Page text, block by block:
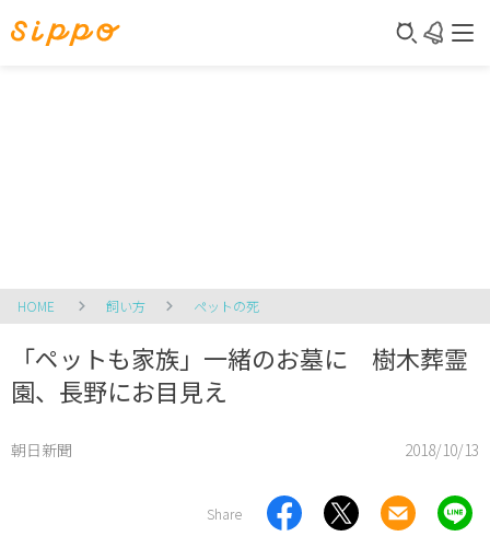
HOME 飼い方 ペットの死
「ペットも家族」一緒のお墓に 樹木葬霊
園、長野にお目見え
朝日新聞 2018/10/13
Share